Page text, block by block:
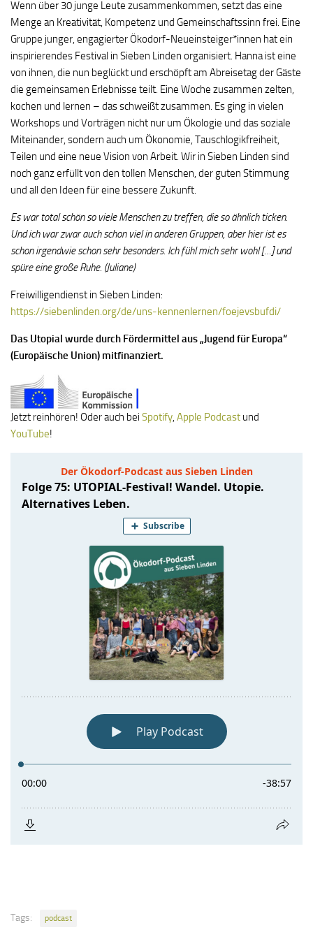
Wenn über 30 junge Leute zusammenkommen, setzt das eine
Menge an Kreativität, Kompetenz und Gemeinschaftssinn frei. Eine
Gruppe junger, engagierter Ökodorf-Neueinsteiger*innen hat ein
inspirierendes Festival in Sieben Linden organisiert. Hanna ist eine
von ihnen, die nun beglückt und erschöpft am Abreisetag der Gäste
die gemeinsamen Erlebnisse teilt. Eine Woche zusammen zelten,
kochen und lernen – das schweißt zusammen. Es ging in vielen
Workshops und Vorträgen nicht nur um Ökologie und das soziale
Miteinander, sondern auch um Ökonomie, Tauschlogikfreiheit,
Teilen und eine neue Vision von Arbeit. Wir in Sieben Linden sind
noch ganz erfüllt von den tollen Menschen, der guten Stimmung
und all den Ideen für eine bessere Zukunft.
Es war total schön so viele Menschen zu treffen, die so ähnlich ticken.
Und ich war zwar auch schon viel in anderen Gruppen, aber hier ist es
schon irgendwie schon sehr besonders. Ich fühl mich sehr wohl […] und
spüre eine große Ruhe. (Juliane)
Freiwilligendienst in Sieben Linden:
https://siebenlinden.org/de/uns-kennenlernen/foejevsbufdi/
Das Utopial wurde durch Fördermittel aus „Jugend für Europa“
(Europäische Union) mitfinanziert.
Jetzt reinhören! Oder auch bei Spotify, Apple Podcast und
YouTube!
Tags: podcast